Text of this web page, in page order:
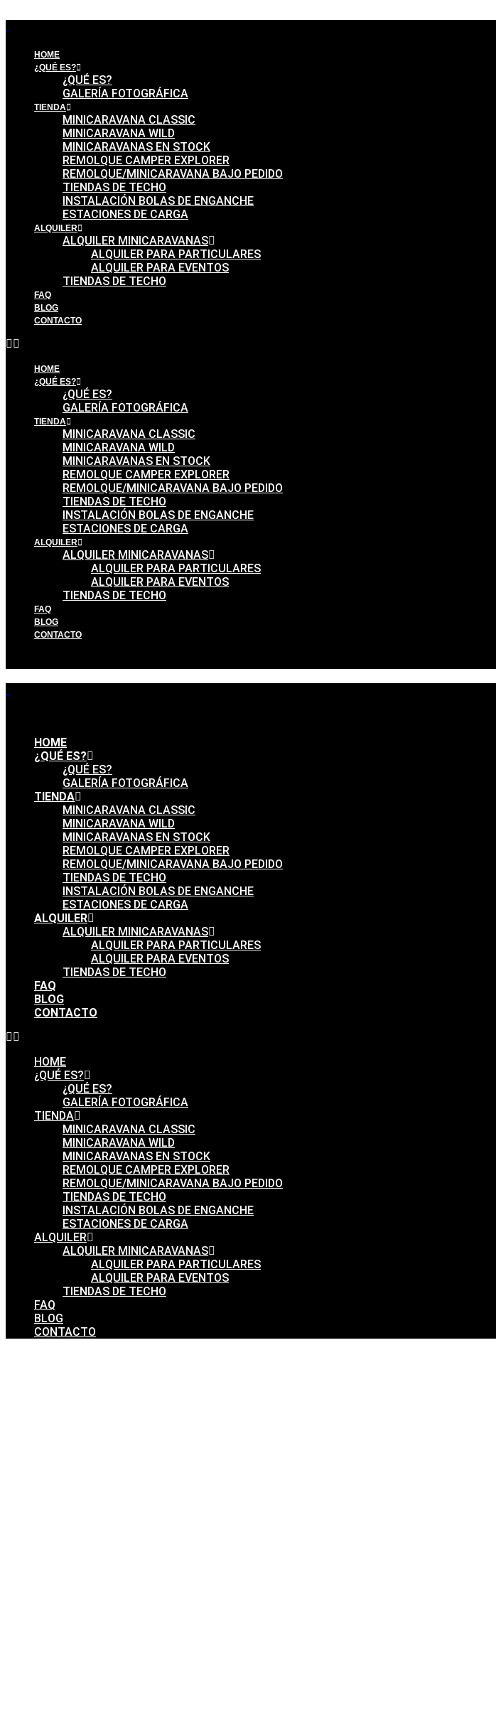
HOME
¿QUÉ ES?
¿QUÉ ES?
GALERÍA FOTOGRÁFICA
TIENDA
MINICARAVANA CLASSIC
MINICARAVANA WILD
MINICARAVANAS EN STOCK
REMOLQUE CAMPER EXPLORER
REMOLQUE/MINICARAVANA BAJO PEDIDO
TIENDAS DE TECHO
INSTALACIÓN BOLAS DE ENGANCHE
ESTACIONES DE CARGA
ALQUILER
ALQUILER MINICARAVANAS
ALQUILER PARA PARTICULARES
ALQUILER PARA EVENTOS
TIENDAS DE TECHO
FAQ
BLOG
CONTACTO
HOME
¿QUÉ ES?
¿QUÉ ES?
GALERÍA FOTOGRÁFICA
TIENDA
MINICARAVANA CLASSIC
MINICARAVANA WILD
MINICARAVANAS EN STOCK
REMOLQUE CAMPER EXPLORER
REMOLQUE/MINICARAVANA BAJO PEDIDO
TIENDAS DE TECHO
INSTALACIÓN BOLAS DE ENGANCHE
ESTACIONES DE CARGA
ALQUILER
ALQUILER MINICARAVANAS
ALQUILER PARA PARTICULARES
ALQUILER PARA EVENTOS
TIENDAS DE TECHO
FAQ
BLOG
CONTACTO
HOME
¿QUÉ ES?
¿QUÉ ES?
GALERÍA FOTOGRÁFICA
TIENDA
MINICARAVANA CLASSIC
MINICARAVANA WILD
MINICARAVANAS EN STOCK
REMOLQUE CAMPER EXPLORER
REMOLQUE/MINICARAVANA BAJO PEDIDO
TIENDAS DE TECHO
INSTALACIÓN BOLAS DE ENGANCHE
ESTACIONES DE CARGA
ALQUILER
ALQUILER MINICARAVANAS
ALQUILER PARA PARTICULARES
ALQUILER PARA EVENTOS
TIENDAS DE TECHO
FAQ
BLOG
CONTACTO
HOME
¿QUÉ ES?
¿QUÉ ES?
GALERÍA FOTOGRÁFICA
TIENDA
MINICARAVANA CLASSIC
MINICARAVANA WILD
MINICARAVANAS EN STOCK
REMOLQUE CAMPER EXPLORER
REMOLQUE/MINICARAVANA BAJO PEDIDO
TIENDAS DE TECHO
INSTALACIÓN BOLAS DE ENGANCHE
ESTACIONES DE CARGA
ALQUILER
ALQUILER MINICARAVANAS
ALQUILER PARA PARTICULARES
ALQUILER PARA EVENTOS
TIENDAS DE TECHO
FAQ
BLOG
CONTACTO